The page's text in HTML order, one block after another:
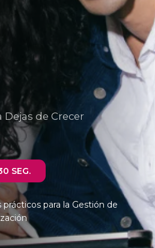
de Crecer
SEG.
para la Gestión de